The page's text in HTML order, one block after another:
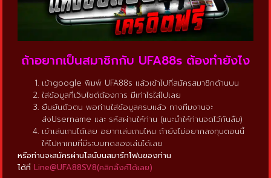
ถ้าอยากเป็นสมาชิกกับ UFA88s ต้องทำยังไง
เข้าgoogle พิมพ์ UFA88s แล้วเข้าไปที่สมัครสมาชิกด้านบน
ใส่ข้อมูลที่เว็บไซต์ต้องการ มีเท่าไรใส่ไปเลย
ยืนยันตัวตน พอท่านใส่ข้อมูลครบแล้ว ทางทีมงานจะ
ส่งUsername และ รหัสผ่านให้ท่าน (แนะนำให้ท่านจดไว้กันลืม)
เข้าเล่นเกมได้เลย อยากเล่นเกมไหน ถ้ายังไม่อยากลงทุนตอนนี้
ให้ไปหาเกมที่มีระบบทดลองเล่นได้เลย
หรือท่านจะสมัครผ่านไลน์บนสมาร์ทโฟนของท่าน
ได้ที่ Line@UFA88SV8(คลิกลิ้งค์ได้เลย)